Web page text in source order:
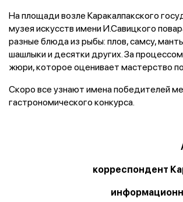
На площади возле Каракалпакского
музея искусств имени И.Савицкого
разные блюда из рыбы: плов, самсу,
шашлыки и десятки других. За
жюри, которое оценивает мастерство
Скоро все узнают имена победителей
гастрономического конкурса.
корреспондент